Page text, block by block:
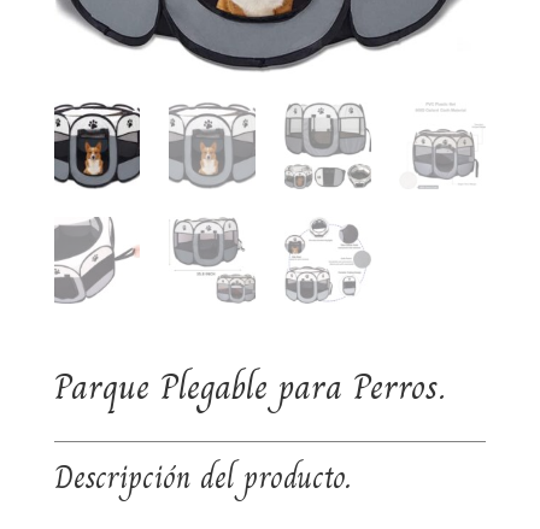
Parque Plegable para Perros.
Descripción del producto.